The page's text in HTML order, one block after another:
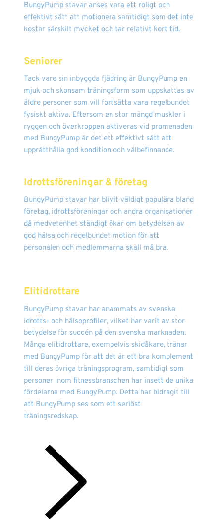
BungyPump stavar anses vara ett roligt och
effektivt sätt att motionera samtidigt som det inte
kostar särskilt mycket och tar relativt kort tid.
Seniorer
Tack vare sin inbyggda fjädring är BungyPump en
mjuk och skonsam träningsform som uppskattas av
äldre personer som vill fortsätta vara regelbundet
fysiskt aktiva. Eftersom en stor mängd muskler i
ryggen och överkroppen aktiveras vid promenaden
med BungyPump är det ett effektivt sätt att
upprätthålla god kondition och välbefinnande.
Idrottsföreningar & företag
BungyPump stavar har blivit väldigt populära bland
företag, idrottsföreningar och andra organisationer
då medvetenhet ständigt ökar om betydelsen av
god hälsa och regelbundet motion för att
personalen och medlemmarna skall må bra.
Elitidrottare
BungyPump stavar har anammats av svenska
idrotts- och hälsoprofiler, vilket har varit av stor
betydelse för succén på den svenska marknaden.
Många elitidrottare, exempelvis skidåkare, tränar
med BungyPump för att det är ett bra komplement
till deras övriga träningsprogram, samtidigt som
personer inom fitnessbranschen har insett de unika
fördelarna med BungyPump. Detta har bidragit till
att BungyPump ses som ett seriöst
träningsredskap.